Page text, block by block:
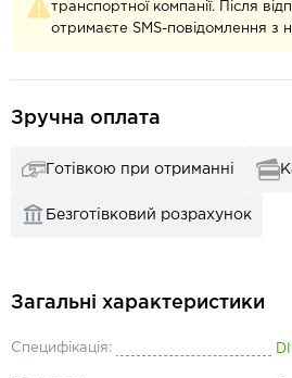
транспортної компанії. Після
отримаєте SMS-повідомлення з
Зручна оплата
Готівкою при отриманні
Безготівковий розрахунок
Загальні характеристики
Специфікація: